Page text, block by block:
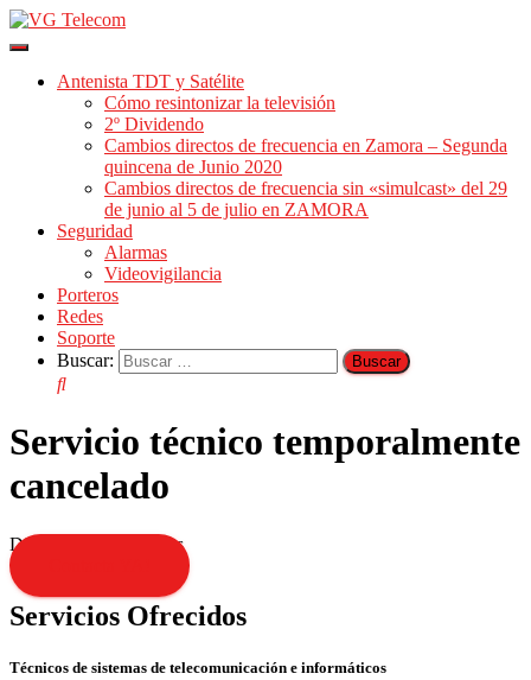
Cambiar
navegación
Antenista TDT y Satélite
Cómo resintonizar la televisión
2º Dividendo
Cambios directos de frecuencia en Zamora – Segunda
quincena de Junio 2020
Cambios directos de frecuencia sin «simulcast» del 29
de junio al 5 de julio en ZAMORA
Seguridad
Alarmas
Videovigilancia
Porteros
Redes
Soporte
Buscar:
Servicio técnico temporalmente
cancelado
Disculpen las molestias
Servicios Ofrecidos
Técnicos de sistemas de telecomunicación e informáticos